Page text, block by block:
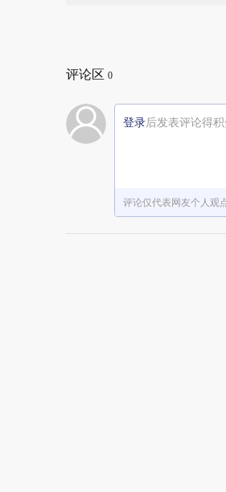
评论区 0
登录后发表评论得
评论仅代表网友个人观